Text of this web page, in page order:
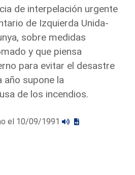
de interpelación urgente
de Izquierda Unida-
sobre medidas
y que piensa
para evitar el desastre
año supone la
de los incendios.
el 10/09/1991